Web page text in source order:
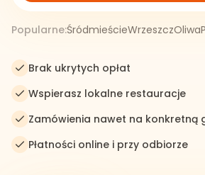
Popularne:ŚródmieścieWrzeszczOliwa
Brak ukrytych opłat
Wspierasz lokalne restauracje
Zamówienia nawet na konkretną
Płatności online i przy odbiorze